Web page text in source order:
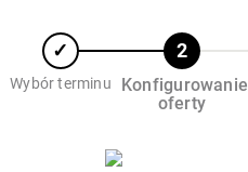
Wybór terminu
Konfigurowanie
oferty